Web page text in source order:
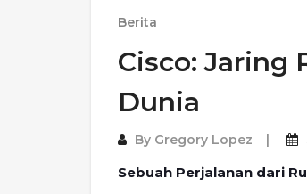
Berita
Cisco: Jaring
Dunia
By Gregory Lopez
Sebuah Perjalanan dari